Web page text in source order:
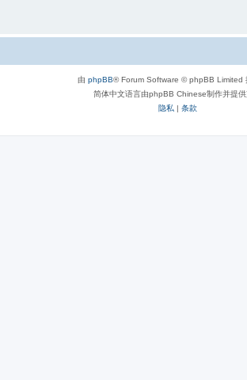
由 phpBB® Forum Software © phpBB Limited
简体中文语言由phpBB Chinese制作并提供
隐私| 条款